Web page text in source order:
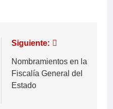
Siguiente:
Nombramientos en la
Fiscalía General del
Estado